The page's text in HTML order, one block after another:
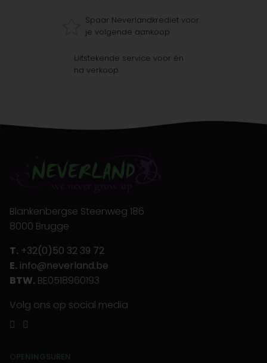
Spaar Neverlandkrediet voor
je volgende aankoop
Uitstekende service voor én
na verkoop
Blankenbergse Steenweg 186
8000 Brugge
T. +32(0)50 32 39 72
E. info@neverland.be
BTW. BE0518960193
Volg ons op social media
OPENINGSUREN